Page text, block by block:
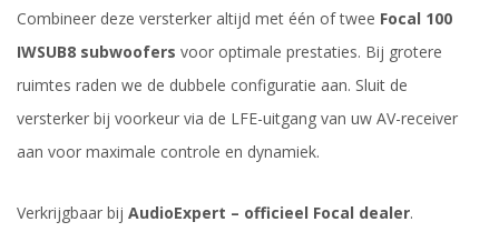
Combineer deze versterker altijd met één of twee Focal 100
IWSUB8 subwoofers voor optimale prestaties. Bij grotere
ruimtes raden we de dubbele configuratie aan. Sluit de
versterker bij voorkeur via de LFE-uitgang van uw AV-receiver
aan voor maximale controle en dynamiek.
Verkrijgbaar bij AudioExpert – officieel Focal dealer.